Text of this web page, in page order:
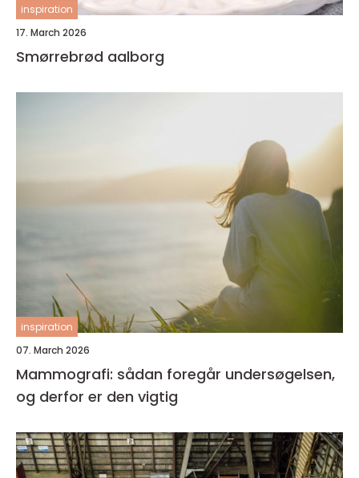
inspiration
17. March 2026
Smørrebrød aalborg
inspiration
07. March 2026
Mammografi: sådan foregår undersøgelsen,
og derfor er den vigtig